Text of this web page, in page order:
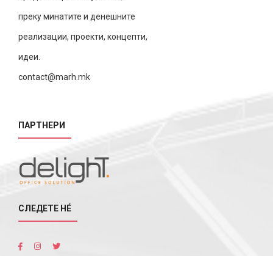
преку минатите и денешните
реализации, проекти, концепти,
идеи.
contact@marh.mk
ПАРТНЕРИ
СЛЕДЕТЕ НÉ